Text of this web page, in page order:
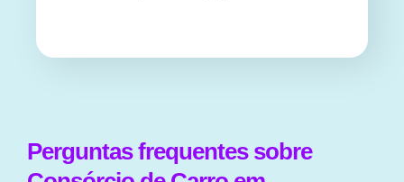
Perguntas frequentes sobre